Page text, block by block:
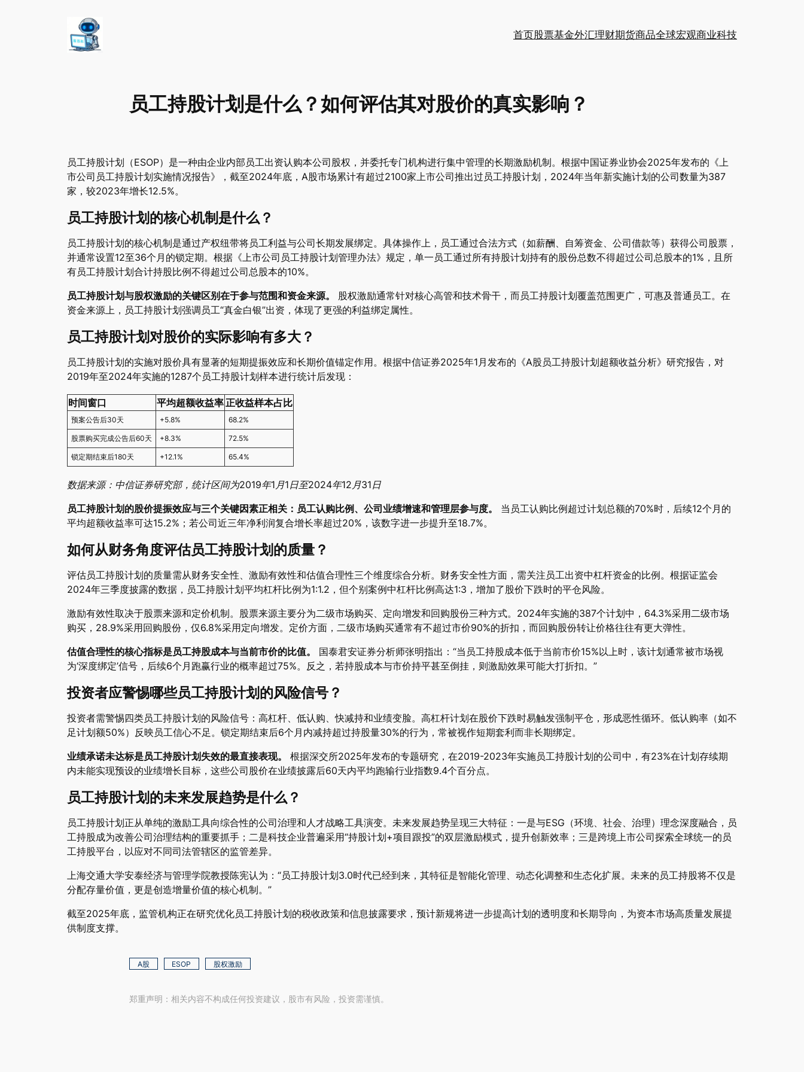
首页股票基金外汇理财期货商品全球宏观商业科技
员工持股计划是什么？如何评估其对股价的真实影响？
员工持股计划（ESOP）是一种由企业内部员工出资认购本公司股权，并委托专门机构进行集中管理的长期激励机制。根据中国证券业协会2025年发布的《上
市公司员工持股计划实施情况报告》，截至2024年底，A股市场累计有超过2100家上市公司推出过员工持股计划，2024年当年新实施计划的公司数量为387
家，较2023年增长12.5%。
员工持股计划的核心机制是什么？
员工持股计划的核心机制是通过产权纽带将员工利益与公司长期发展绑定。具体操作上，员工通过合法方式（如薪酬、自筹资金、公司借款等）获得公司股票，
并通常设置12至36个月的锁定期。根据《上市公司员工持股计划管理办法》规定，单一员工通过所有持股计划持有的股份总数不得超过公司总股本的1%，且所
有员工持股计划合计持股比例不得超过公司总股本的10%。
员工持股计划与股权激励的关键区别在于参与范围和资金来源。
股权激励通常针对核心高管和技术骨干，而员工持股计划覆盖范围更广，可惠及普通员工。在
资金来源上，员工持股计划强调员工“真金白银”出资，体现了更强的利益绑定属性。
员工持股计划对股价的实际影响有多大？
员工持股计划的实施对股价具有显著的短期提振效应和长期价值锚定作用。根据中信证券2025年1月发布的《A股员工持股计划超额收益分析》研究报告，对
2019年至2024年实施的1287个员工持股计划样本进行统计后发现：
时间窗口 平均超额收益率 正收益样本占比
预案公告后30天 +5.8% 68.2%
股票购买完成公告后60天 +8.3% 72.5%
锁定期结束后180天 +12.1% 65.4%
数据来源：中信证券研究部，统计区间为2019年1月1日至2024年12月31日
员工持股计划的股价提振效应与三个关键因素正相关：员工认购比例、公司业绩增速和管理层参与度。
当员工认购比例超过计划总额的70%时，后续12个月的
平均超额收益率可达15.2%；若公司近三年净利润复合增长率超过20%，该数字进一步提升至18.7%。
如何从财务角度评估员工持股计划的质量？
评估员工持股计划的质量需从财务安全性、激励有效性和估值合理性三个维度综合分析。财务安全性方面，需关注员工出资中杠杆资金的比例。根据证监会
2024年三季度披露的数据，员工持股计划平均杠杆比例为1:1.2，但个别案例中杠杆比例高达1:3，增加了股价下跌时的平仓风险。
激励有效性取决于股票来源和定价机制。股票来源主要分为二级市场购买、定向增发和回购股份三种方式。2024年实施的387个计划中，64.3%采用二级市场
购买，28.9%采用回购股份，仅6.8%采用定向增发。定价方面，二级市场购买通常有不超过市价90%的折扣，而回购股份转让价格往往有更大弹性。
估值合理性的核心指标是员工持股成本与当前市价的比值。
国泰君安证券分析师张明指出：“当员工持股成本低于当前市价15%以上时，该计划通常被市场视
为‘深度绑定’信号，后续6个月跑赢行业的概率超过75%。反之，若持股成本与市价持平甚至倒挂，则激励效果可能大打折扣。”
投资者应警惕哪些员工持股计划的风险信号？
投资者需警惕四类员工持股计划的风险信号：高杠杆、低认购、快减持和业绩变脸。高杠杆计划在股价下跌时易触发强制平仓，形成恶性循环。低认购率（如不
足计划额50%）反映员工信心不足。锁定期结束后6个月内减持超过持股量30%的行为，常被视作短期套利而非长期绑定。
业绩承诺未达标是员工持股计划失效的最直接表现。
根据深交所2025年发布的专题研究，在2019-2023年实施员工持股计划的公司中，有23%在计划存续期
内未能实现预设的业绩增长目标，这些公司股价在业绩披露后60天内平均跑输行业指数9.4个百分点。
员工持股计划的未来发展趋势是什么？
员工持股计划正从单纯的激励工具向综合性的公司治理和人才战略工具演变。未来发展趋势呈现三大特征：一是与ESG（环境、社会、治理）理念深度融合，员
工持股成为改善公司治理结构的重要抓手；二是科技企业普遍采用“持股计划+项目跟投”的双层激励模式，提升创新效率；三是跨境上市公司探索全球统一的员
工持股平台，以应对不同司法管辖区的监管差异。
上海交通大学安泰经济与管理学院教授陈宪认为：“员工持股计划3.0时代已经到来，其特征是智能化管理、动态化调整和生态化扩展。未来的员工持股将不仅是
分配存量价值，更是创造增量价值的核心机制。”
截至2025年底，监管机构正在研究优化员工持股计划的税收政策和信息披露要求，预计新规将进一步提高计划的透明度和长期导向，为资本市场高质量发展提
供制度支撑。
A股 ESOP 股权激励
郑重声明：相关内容不构成任何投资建议，股市有风险，投资需谨慎。